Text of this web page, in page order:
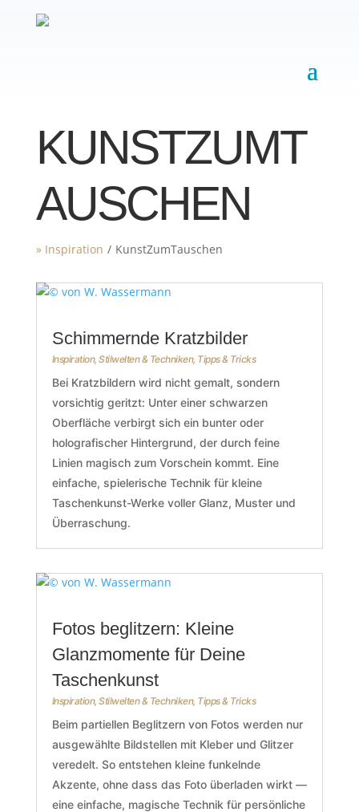
KUNSTZUMT
AUSCHEN
» Inspiration / KunstZumTauschen
Schimmernde Kratzbilder
Inspiration,Stilwelten & Techniken, Tipps & Tricks
Bei Kratzbildern wird nicht gemalt, sondern
vorsichtig geritzt: Unter einer schwarzen
Oberfläche verbirgt sich ein bunter oder
holografischer Hintergrund, der durch feine
Linien magisch zum Vorschein kommt. Eine
einfache, spielerische Technik für kleine
Taschenkunst-Werke voller Glanz, Muster und
Überraschung.
Fotos beglitzern: Kleine
Glanzmomente für Deine
Taschenkunst
Inspiration,Stilwelten & Techniken, Tipps & Tricks
Beim partiellen Beglitzern von Fotos werden nur
ausgewählte Bildstellen mit Kleber und Glitzer
veredelt. So entstehen kleine funkelnde
Akzente, ohne dass das Foto überladen wirkt —
eine einfache, magische Technik für persönliche